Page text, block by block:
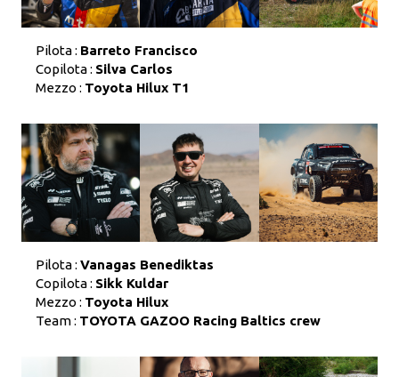
Pilota : Barreto Francisco
Copilota : Silva Carlos
Mezzo : Toyota Hilux T1
Pilota : Vanagas Benediktas
Copilota : Sikk Kuldar
Mezzo : Toyota Hilux
Team : TOYOTA GAZOO Racing Baltics crew